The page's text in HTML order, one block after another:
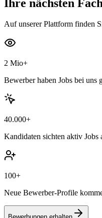
Ihre nächsten
Auf unserer Plattform finden
2 Mio+
Bewerber haben Jobs bei uns
40.000+
Kandidaten sichten aktiv Jobs
100+
Neue Bewerber-Profile